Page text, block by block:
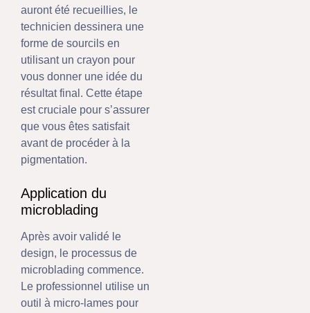
auront été recueillies, le
technicien dessinera une
forme de sourcils en
utilisant un crayon pour
vous donner une idée du
résultat final. Cette étape
est cruciale pour s’assurer
que vous êtes satisfait
avant de procéder à la
pigmentation.
Application du
microblading
Après avoir validé le
design, le processus de
microblading commence.
Le professionnel utilise un
outil à micro-lames pour